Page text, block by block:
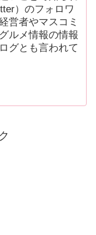
）のフォロワ
営者やマスコミ
ルメ情報の情報
グとも言われて